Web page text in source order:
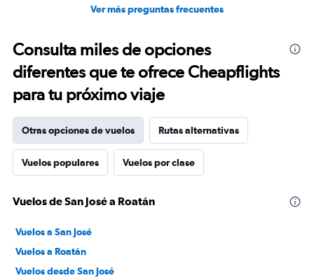
Ver más preguntas frecuentes
Consulta miles de opciones
diferentes que te ofrece Cheapflights
para tu próximo viaje
Otras opciones de vuelos Rutas alternativas
Vuelos populares Vuelos por clase
Vuelos de San José a Roatán
Vuelos a San José
Vuelos a Roatán
Vuelos desde San José